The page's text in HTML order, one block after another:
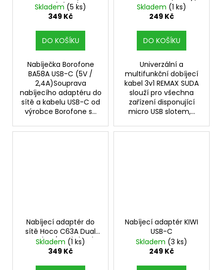
2,4A) (Bílá)
Skladem (5 ks)
349 Kč
DO KOŠÍKU
Nabíječka Borofone
BA58A USB-C (5V /
2,4A)Souprava
nabíjecího adaptéru do
sítě a kabelu USB-C od
výrobce Borofone s...
Skladem (1 ks)
249 Kč
DO KOŠÍKU
Univerzální a
multifunkční dobíjecí
kabel 3v1 REMAX SUDA
slouží pro všechna
zařízení disponující
micro USB slotem,...
Nabíjecí adaptér do
sítě Hoco C63A Dual
USB (5V / 2,1A) (Bílý)
Skladem (1 ks)
349 Kč
Nabíjecí adaptér KIWI
USB-C
Skladem (3 ks)
249 Kč